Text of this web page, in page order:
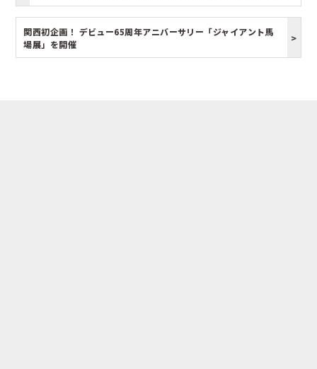
関西初企画！ デビュー65周年アニバーサリー「ジャイアント馬
場展」を開催